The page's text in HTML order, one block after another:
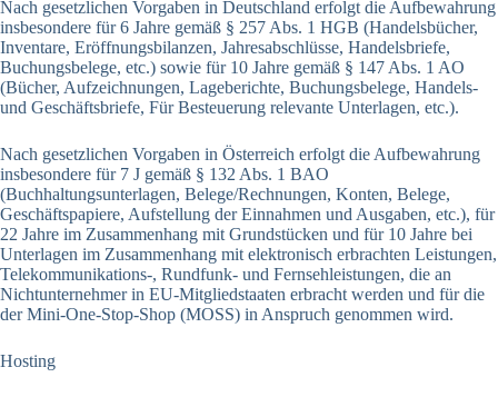
Nach gesetzlichen Vorgaben in Deutschland erfolgt die Aufbewahrung
insbesondere für 6 Jahre gemäß § 257 Abs. 1 HGB (Handelsbücher,
Inventare, Eröffnungsbilanzen, Jahresabschlüsse, Handelsbriefe,
Buchungsbelege, etc.) sowie für 10 Jahre gemäß § 147 Abs. 1 AO
(Bücher, Aufzeichnungen, Lageberichte, Buchungsbelege, Handels-
und Geschäftsbriefe, Für Besteuerung relevante Unterlagen, etc.).
Nach gesetzlichen Vorgaben in Österreich erfolgt die Aufbewahrung
insbesondere für 7 J gemäß § 132 Abs. 1 BAO
(Buchhaltungsunterlagen, Belege/Rechnungen, Konten, Belege,
Geschäftspapiere, Aufstellung der Einnahmen und Ausgaben, etc.), für
22 Jahre im Zusammenhang mit Grundstücken und für 10 Jahre bei
Unterlagen im Zusammenhang mit elektronisch erbrachten Leistungen,
Telekommunikations-, Rundfunk- und Fernsehleistungen, die an
Nichtunternehmer in EU-Mitgliedstaaten erbracht werden und für die
der Mini-One-Stop-Shop (MOSS) in Anspruch genommen wird.
Hosting